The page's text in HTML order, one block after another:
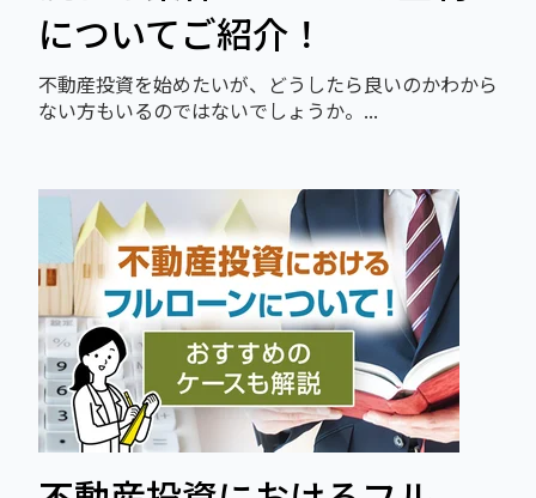
についてご紹介！
不動産投資を始めたいが、どうしたら良いのかわから
ない方もいるのではないでしょうか。...